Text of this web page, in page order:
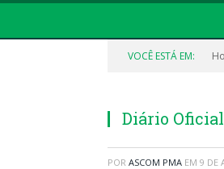
VOCÊ ESTÁ EM:
Diário
POR ASCOM PMA EM 9 DE